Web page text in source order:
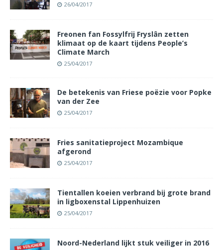
26/04/2017
Freonen fan Fossylfrij Fryslân zetten
klimaat op de kaart tijdens People’s
Climate March
25/04/2017
De betekenis van Friese poëzie voor Popke
van der Zee
25/04/2017
Fries sanitatieproject Mozambique
afgerond
25/04/2017
Tientallen koeien verbrand bij grote brand
in ligboxenstal Lippenhuizen
25/04/2017
Noord-Nederland lijkt stuk veiliger in 2016